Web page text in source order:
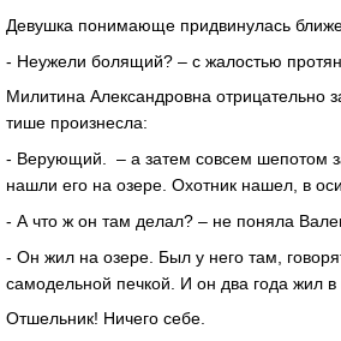
Девушка понимающе придвинулась
- Неужели болящий? – с жалостью
Милитина Александровна отрицательно
тише произнесла:
- Верующий. – а затем совсем шепотом
нашли его на озере. Охотник нашел, в
- А что ж он там делал? – не поняла
- Он жил на озере. Был у него там,
самодельной печкой. И он два года жил
Отшельник! Ничего себе.